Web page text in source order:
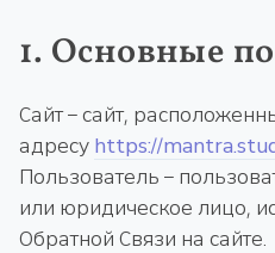
1. Основные
Сайт – сайт,
адресу https://
Пользователь –
или юридическое лицо,
Обратной Связи на сайте.